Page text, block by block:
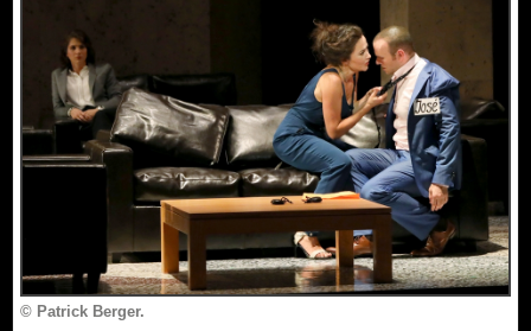
© Patrick Berger.